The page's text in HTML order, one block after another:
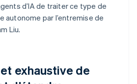
d’IA de traiter ce type de
autonome par l’entremise de
Liu.
et exhaustive de